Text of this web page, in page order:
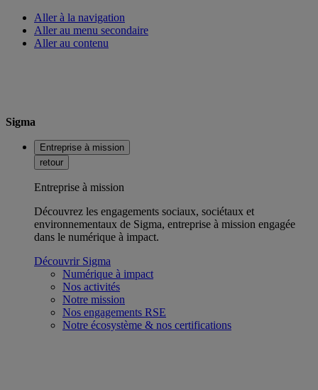
Aller à la navigation
Aller au menu secondaire
Aller au contenu
Sigma
Entreprise à mission
retour
Entreprise à mission
Découvrez les engagements sociaux, sociétaux et
environnementaux de Sigma, entreprise à mission engagée
dans le numérique à impact.
Découvrir Sigma
Numérique à impact
Nos activités
Notre mission
Nos engagements RSE
Notre écosystème & nos certifications